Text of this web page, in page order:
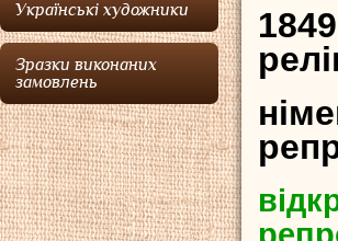
Українські художники
Зразки виконаних
замовлень